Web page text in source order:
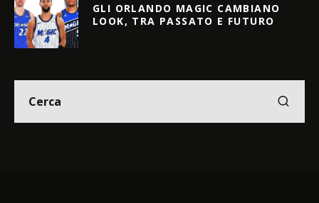
GLI ORLANDO MAGIC CAMBIANO
LOOK, TRA PASSATO E FUTURO